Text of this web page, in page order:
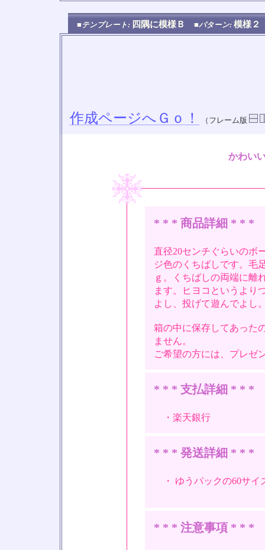
■テンプレート: 四隅に模様Ｂ ■パターン: 模様
作成ページへＧｏ！ （フレーム版
かわい
* * * 商品詳細 * * *
直径20センチぐらいのボ
ジ色のくちばしです。毛
ｇ。くちばしの両端に離
ます。ヒヨコというより
よし、投げて遊んでよし
箱の中に保存してあった
ません。
ご希望の方には、プレゼ
* * * 支払詳細 * * *
・楽天銀行
* * * 発送詳細 * * *
・ ゆうパックの60サイ
* * * 注意事項 * * *